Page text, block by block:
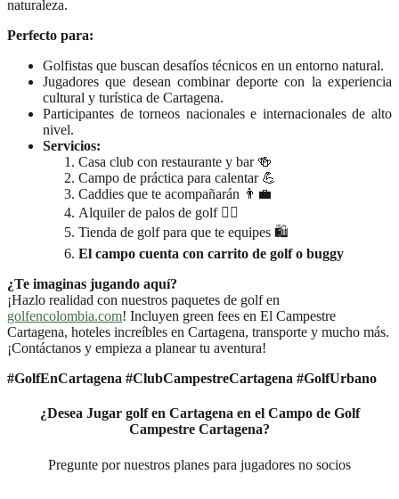
naturaleza.
Perfecto para:
Golfistas que buscan desafíos técnicos en un entorno natural.
Jugadores que desean combinar deporte con la experiencia
cultural y turística de Cartagena.
Participantes de torneos nacionales e internacionales de alto
nivel.
Servicios:
Casa club con restaurante y bar 🍻
Campo de práctica para calentar 💪
Caddies que te acompañarán 👨‍💼
Alquiler de palos de golf 🏌️‍♀️
Tienda de golf para que te equipes 🛍️
El campo cuenta con carrito de golf o buggy
¿Te imaginas jugando aquí?
¡Hazlo realidad con nuestros paquetes de golf en
golfencolombia.com! Incluyen green fees en El Campestre
Cartagena, hoteles increíbles en Cartagena, transporte y mucho más.
¡Contáctanos y empieza a planear tu aventura!
#GolfEnCartagena #ClubCampestreCartagena #GolfUrbano
¿Desea Jugar golf en Cartagena en el Campo de Golf
Campestre Cartagena?
Pregunte por nuestros planes para jugadores no socios